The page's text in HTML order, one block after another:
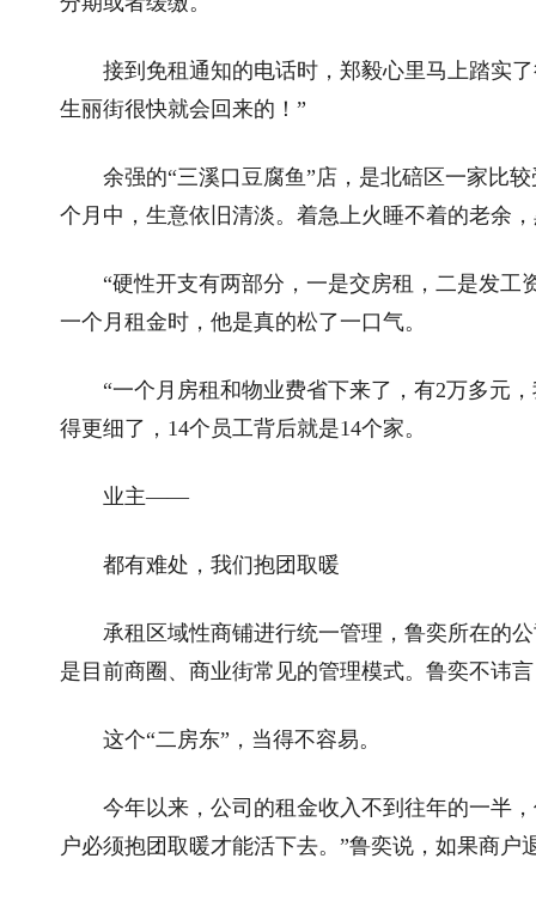
接到免租通知的电话时，郑毅心里马上踏实了
生丽街很快就会回来的！”
余强的“三溪口豆腐鱼”店，是北碚区一家比较
个月中，生意依旧清淡。着急上火睡不着的老余
“硬性开支有两部分，一是交房租，二是发工
一个月租金时，他是真的松了一口气。
“一个月房租和物业费省下来了，有2万多元，
得更细了，14个员工背后就是14个家。
业主——
都有难处，我们抱团取暖
承租区域性商铺进行统一管理，鲁奕所在的公
是目前商圈、商业街常见的管理模式。鲁奕不讳
这个“二房东”，当得不容易。
今年以来，公司的租金收入不到往年的一半，
户必须抱团取暖才能活下去。”鲁奕说，如果商